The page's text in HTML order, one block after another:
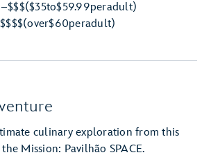
–$$$($35to$59.99peradult)
$$$$(over$60peradult)
culinary exploration from this
Mission: Pavilhão SPACE.